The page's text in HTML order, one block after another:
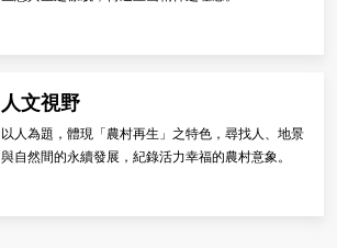
人文視野
以人為題，體現「農村再生」之特色，尋找人、地景
與自然間的永續發展，紀錄活力幸福的農村意象。